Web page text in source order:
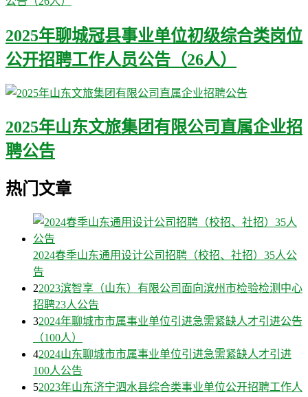
2025年聊城冠县事业单位初级综合类岗位
公开招聘工作人员公告（26人）
2025年山东文旅集团有限公司直属企业招
聘公告
热门文章
2024春季山东通用设计公司招聘（校招、社招）35人公
告
22023滨智享（山东）有限公司面向滨州市检验检测中心
招聘23人公告
32024年聊城市市属事业单位引进急需紧缺人才引进公告
（100人）
42024山东聊城市市属事业单位引进急需紧缺人才引进
100人公告
52023年山东济宁泗水县综合类事业单位公开招聘工作人